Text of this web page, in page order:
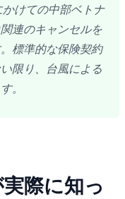
けての中部ベトナ
連のキャンセルを
標準的な保険契約
限り、台風による
。
際に知っ